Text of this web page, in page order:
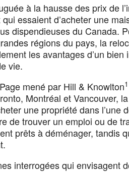
à la hausse des prix de
essaient d’acheter une
dispendieuses du Canada.
régions du pays, la
les avantages d’un
vie.
mené par Hill & Knowlton1
Montréal et Vancouver,
une propriété dans l’une
de trouver un emploi ou de
prêts à déménager, tandis
interrogées qui envisagent